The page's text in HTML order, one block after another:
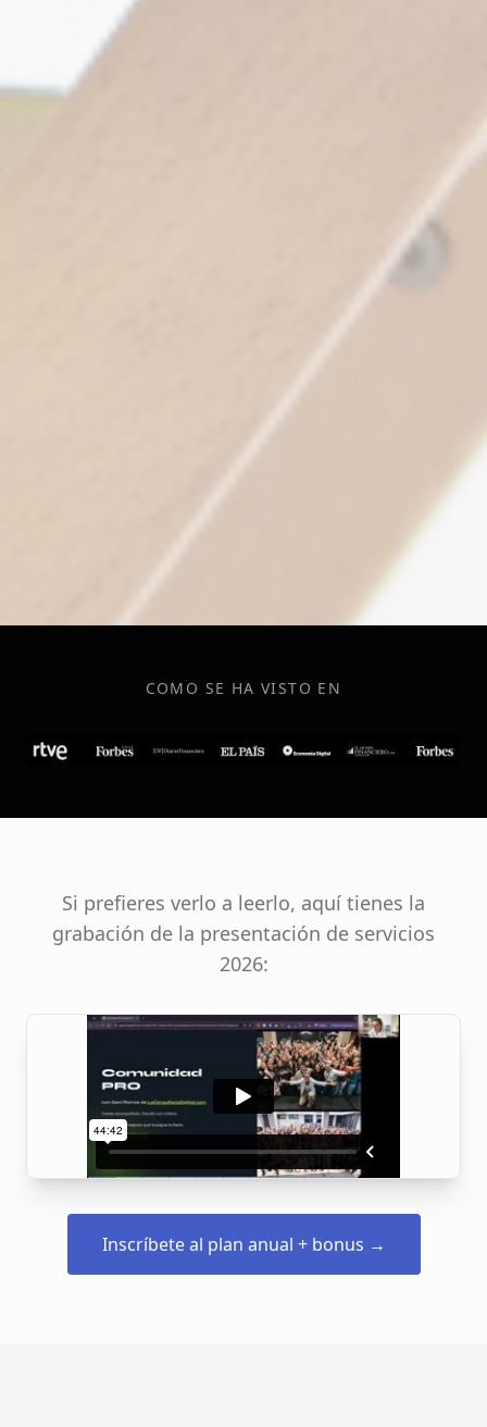
COMO SE HA VISTO EN
Si prefieres verlo a leerlo, aquí tienes la
grabación de la presentación de servicios
2026:
Inscríbete al plan anual + bonus →